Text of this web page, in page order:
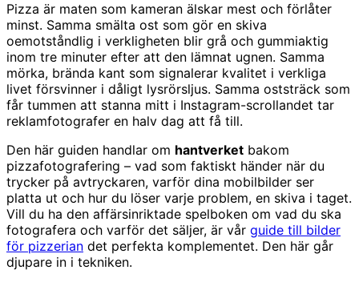
Pizza är maten som kameran älskar mest och förlåter
minst. Samma smälta ost som gör en skiva
oemotståndlig i verkligheten blir grå och gummiaktig
inom tre minuter efter att den lämnat ugnen. Samma
mörka, brända kant som signalerar kvalitet i verkliga
livet försvinner i dåligt lysrörsljus. Samma oststräck som
får tummen att stanna mitt i Instagram-scrollandet tar
reklamfotografer en halv dag att få till.
Den här guiden handlar om hantverket bakom
pizzafotografering – vad som faktiskt händer när du
trycker på avtryckaren, varför dina mobilbilder ser
platta ut och hur du löser varje problem, en skiva i taget.
Vill du ha den affärsinriktade spelboken om vad du ska
fotografera och varför det säljer, är vår guide till bilder
för pizzerian det perfekta komplementet. Den här går
djupare in i tekniken.